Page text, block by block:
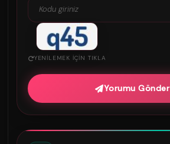
YENILEMEK IÇIN TIKLA
Yorumu Gönder